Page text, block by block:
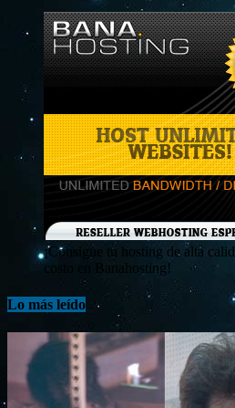
¡Consigue tu hosting de alta
costo en Banahosting!
Lo más leído